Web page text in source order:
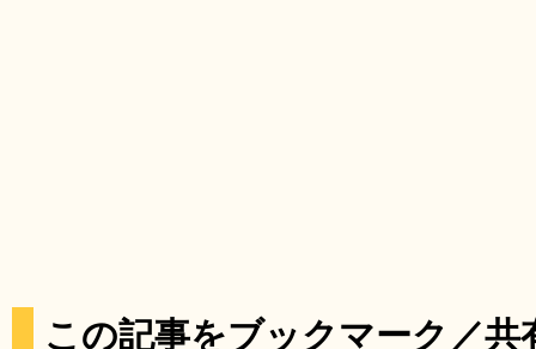
この記事をブックマーク／共